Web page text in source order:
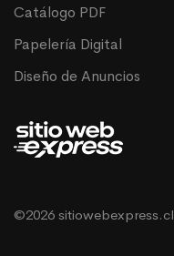
Catálogo PDF
Papelería Digital
Diseño de Anuncios
©2026 sitiowebexpress.cl